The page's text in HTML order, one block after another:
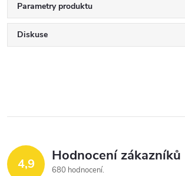
Parametry produktu
Diskuse
4,9 Hodnocení zákazníků
680 hodnocení